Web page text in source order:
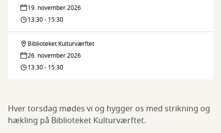
Kulturværftet
på
Kulturværftet
19. november 2026
13:30 - 15:30
Håndarbejdscafé
på
Biblioteket Kulturværftet
26. november 2026
13:30 - 15:30
Hver torsdag mødes vi og hygger os med strikning og
hækling på Biblioteket Kulturværftet.